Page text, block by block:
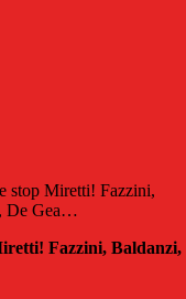
stop Miretti! Fazzini,
De Gea…
Fazzini, Baldanzi,